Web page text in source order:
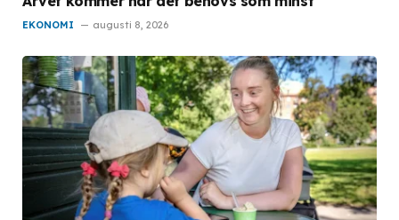
EKONOMI augusti 8, 2026